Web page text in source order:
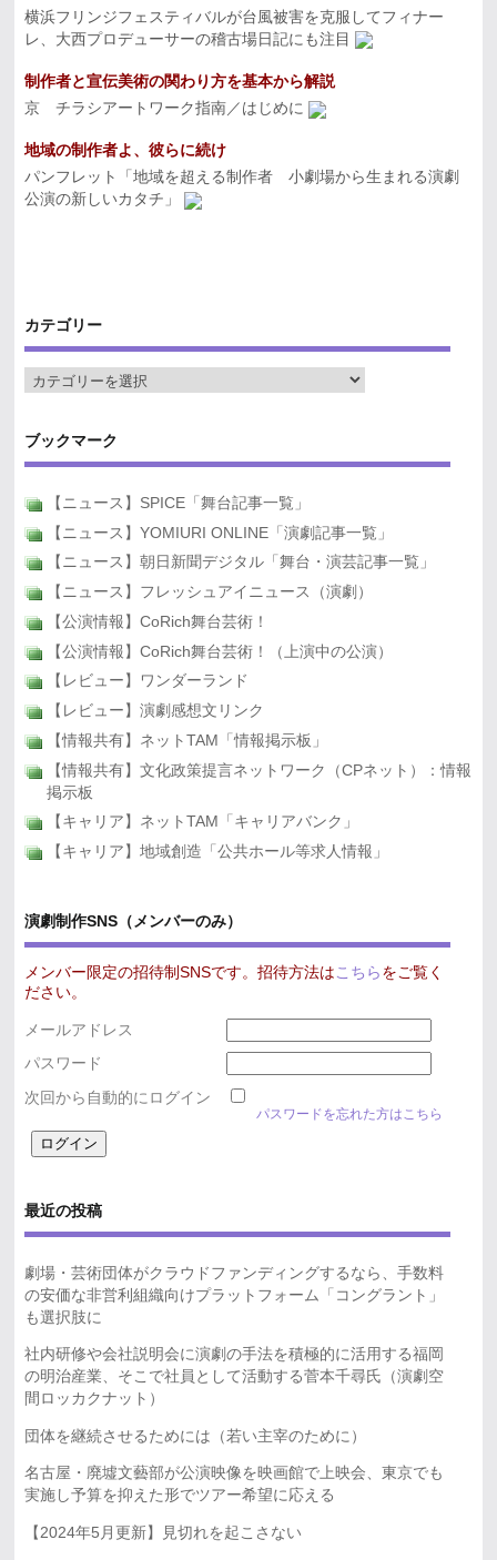
横浜フリンジフェスティバルが台風被害を克服してフィナー
レ、大西プロデューサーの稽古場日記にも注目
制作者と宣伝美術の関わり方を基本から解説
京 チラシアートワーク指南／はじめに
地域の制作者よ、彼らに続け
パンフレット「地域を超える制作者 小劇場から生まれる演劇
公演の新しいカタチ」
カテゴリー
ブックマーク
【ニュース】SPICE「舞台記事一覧」
【ニュース】YOMIURI ONLINE「演劇記事一覧」
【ニュース】朝日新聞デジタル「舞台・演芸記事一覧」
【ニュース】フレッシュアイニュース（演劇）
【公演情報】CoRich舞台芸術！
【公演情報】CoRich舞台芸術！（上演中の公演）
【レビュー】ワンダーランド
【レビュー】演劇感想文リンク
【情報共有】ネットTAM「情報掲示板」
【情報共有】文化政策提言ネットワーク（CPネット）：情報
掲示板
【キャリア】ネットTAM「キャリアバンク」
【キャリア】地域創造「公共ホール等求人情報」
演劇制作SNS（メンバーのみ）
メンバー限定の招待制SNSです。招待方法は こちら をご覧く
ださい。
メールアドレス
パスワード
次回から自動的にログイン
パスワードを忘れた方はこちら
最近の投稿
劇場・芸術団体がクラウドファンディングするなら、手数料
の安価な非営利組織向けプラットフォーム「コングラント」
も選択肢に
社内研修や会社説明会に演劇の手法を積極的に活用する福岡
の明治産業、そこで社員として活動する菅本千尋氏（演劇空
間ロッカクナット）
団体を継続させるためには（若い主宰のために）
名古屋・廃墟文藝部が公演映像を映画館で上映会、東京でも
実施し予算を抑えた形でツアー希望に応える
【2024年5月更新】見切れを起こさない